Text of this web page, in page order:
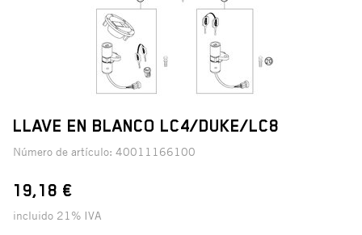
LLAVE EN BLANCO LC4/DUKE/LC8
Número de artículo: 40011166100
19,18 €
incluido 21% IVA